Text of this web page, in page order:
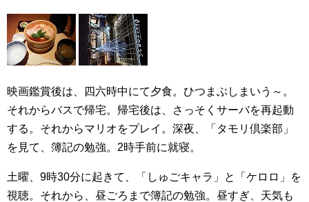
映画鑑賞後は、四六時中にて夕食。ひつまぶしまいう～。
それからバスで帰宅。帰宅後は、さっそくサーバを再起動
する。それからマリオをプレイ。深夜、「タモリ倶楽部」
を見て、簿記の勉強。2時手前に就寝。
土曜、9時30分に起きて、「しゅごキャラ」と「ケロロ」を
視聴。それから、昼ごろまで簿記の勉強。昼すぎ、天気も